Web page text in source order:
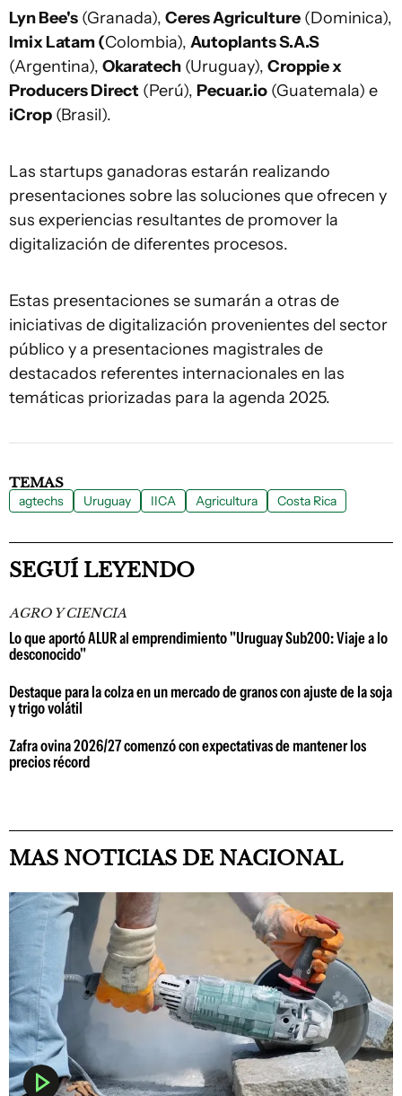
Lyn Bee's (Granada), Ceres Agriculture (Dominica),
Imix Latam (Colombia), Autoplants S.A.S
(Argentina), Okaratech (Uruguay), Croppie x
Producers Direct (Perú), Pecuar.io (Guatemala) e
iCrop (Brasil).
Las startups ganadoras estarán realizando
presentaciones sobre las soluciones que ofrecen y
sus experiencias resultantes de promover la
digitalización de diferentes procesos.
Estas presentaciones se sumarán a otras de
iniciativas de digitalización provenientes del sector
público y a presentaciones magistrales de
destacados referentes internacionales en las
temáticas priorizadas para la agenda 2025.
TEMAS
agtechs Uruguay IICA Agricultura Costa Rica
SEGUÍ LEYENDO
AGRO Y CIENCIA
Lo que aportó ALUR al emprendimiento "Uruguay Sub200: Viaje a lo
desconocido"
Destaque para la colza en un mercado de granos con ajuste de la soja
y trigo volátil
Zafra ovina 2026/27 comenzó con expectativas de mantener los
precios récord
MAS NOTICIAS DE NACIONAL